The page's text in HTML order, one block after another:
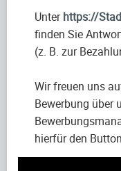
Unterhttps://
finden Sie
(z. B. zur
Wir freuen uns
Bewerbung über
hierfür den Button